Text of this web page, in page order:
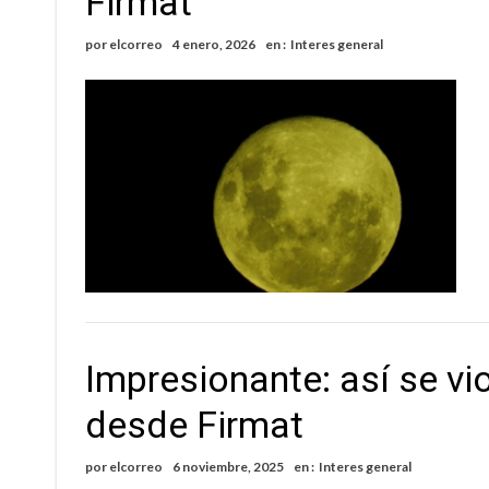
por elcorreo 4 enero, 2026 en : Interes general
Impresionante: así se
desde Firmat
por elcorreo 6 noviembre, 2025 en : Interes general